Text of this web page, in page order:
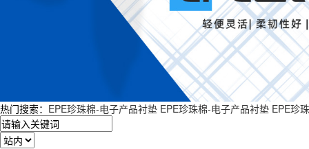
热门搜索： EPE珍珠棉-电子产品衬垫 EPE珍珠棉-电子产品衬垫 EPE珍